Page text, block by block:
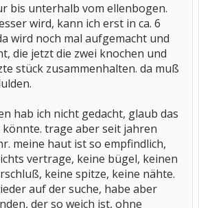
bis unterhalb vom ellenbogen.
wird, kann ich erst in ca. 6
wird noch mal aufgemacht und
die jetzt die zwei knochen und
stück zusammenhalten. da muß
hab ich nicht gedacht, glaub das
könnte. trage aber seit jahren
meine haut ist so empfindlich,
vertrage, keine bügel, keinen
keine spitze, keine nähte.
auf der suche, habe aber
der so weich ist, ohne